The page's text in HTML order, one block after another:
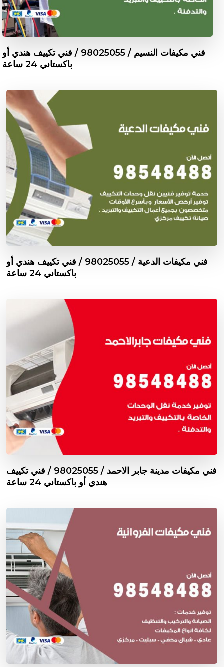
فني مكيفات النسيم / 98025055 / فني تكييف هندي أو
باكستاني 24 ساعة
فني مكيفات الدعية / 98025055 / فني تكييف هندي أو
باكستاني 24 ساعة
فني مكيفات مدينة جابر الاحمد / 98025055 / فني تكييف
هندي أو باكستاني 24 ساعة